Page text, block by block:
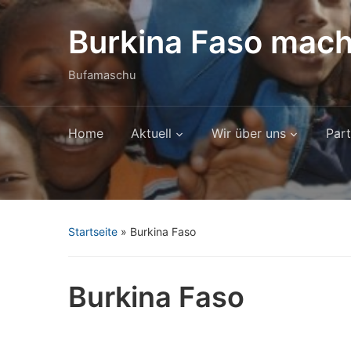
Burkina Faso
Bufamaschu
Home Aktuell Wir über uns
Startseite » Burkina Faso
Burkina Faso